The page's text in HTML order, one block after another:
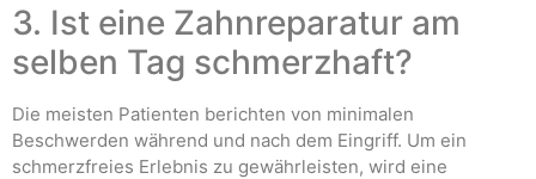
3. Ist eine Zahnreparatur am
selben Tag schmerzhaft?
Die meisten Patienten berichten von minimalen
Beschwerden während und nach dem Eingriff. Um ein
schmerzfreies Erlebnis zu gewährleisten, wird eine